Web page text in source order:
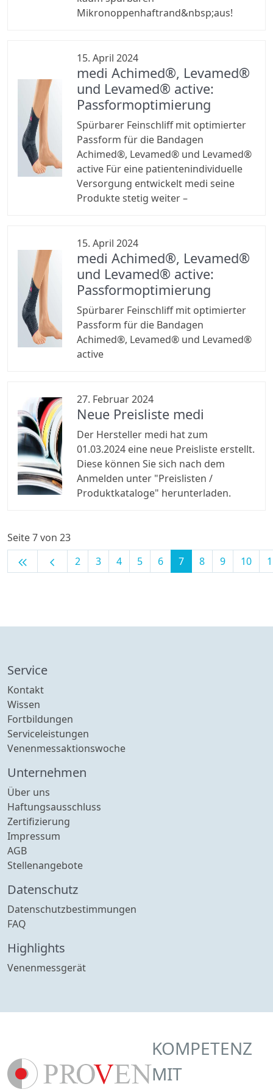
Mikronoppenhaftrand&nbsp;aus!
15. April 2024
medi Achimed®, Levamed®
und Levamed® active:
Passformoptimierung
Spürbarer Feinschliff mit optimierter
Passform für die Bandagen
Achimed®, Levamed® und Levamed®
active Für eine patientenindividuelle
Versorgung entwickelt medi seine
Produkte stetig weiter –
15. April 2024
medi Achimed®, Levamed®
und Levamed® active:
Passformoptimierung
Spürbarer Feinschliff mit optimierter
Passform für die Bandagen
Achimed®, Levamed® und Levamed®
active
27. Februar 2024
Neue Preisliste medi
Der Hersteller medi hat zum
01.03.2024 eine neue Preisliste erstellt.
Diese können Sie sich nach dem
Anmelden unter "Preislisten /
Produktkataloge" herunterladen.
Seite 7 von 23
keyboard_double_arrow_left chevron_left 2 3 4 5 6 7 8 9 10
Service
Kontakt
Wissen
Fortbildungen
Serviceleistungen
Venenmessaktionswoche
Unternehmen
Über uns
Haftungsausschluss
Zertifizierung
Impressum
AGB
Stellenangebote
Datenschutz
Datenschutzbestimmungen
FAQ
Highlights
Venenmessgerät
KOMPETENZ
MIT